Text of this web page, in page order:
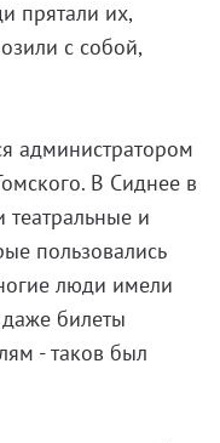
прятали их,
с собой,
администратором
В Сиднее в
и
пользовались
люди имели
билеты
- таков был